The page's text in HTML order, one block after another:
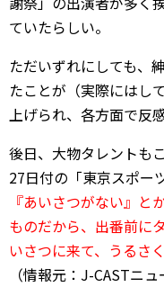
ていたらしい。
ただいずれにしても、
たことが（実際にはし
上げられ、各方面で反
後日、大物タレントも
27日付の「東京スポー
『あいさつがない』と
ものだから、出番前に
いさつに来て、うるさ
（情報元：J-CASTニュ